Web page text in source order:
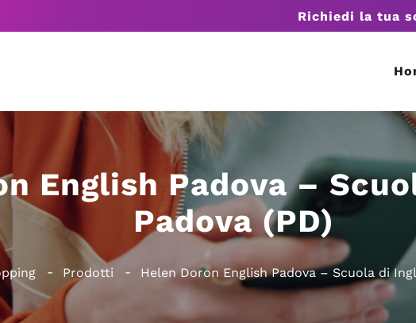
Richiedi la tua
English Padova –
Padova (PD)
Prodotti Helen Doron English Padova – Scuola di